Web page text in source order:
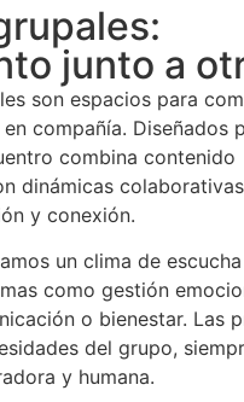
junto a
son espacios para
compañía. Diseñados
combina contenido
dinámicas
y conexión.
un clima de
como gestión
o bienestar. Las
del grupo,
y humana.